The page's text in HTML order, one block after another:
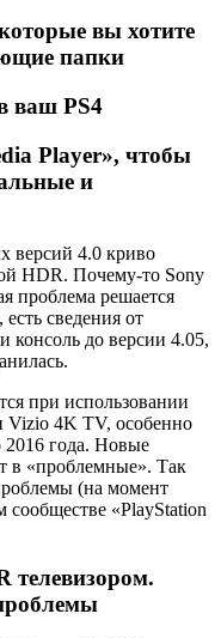
вы хотите
папки
ваш PS4
Player», чтобы
и
версий 4.0 криво
HDR. Почему-то Sony
проблема решается
сведения от
консоль до версии 4.05,
при использовании
Vizio 4K TV, особенно
2016 года. Новые
в «проблемные». Так
(на момент
сообществе «PlayStation
телевизором.